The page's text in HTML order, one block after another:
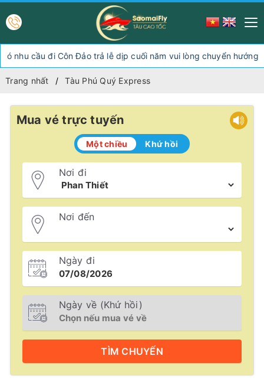
đi Côn Đảo trả lễ dịp cuối năm vui lòng chuyển hướng
Trang nhất Tàu Phú Quý Express
Mua vé trực tuyến
Một chiều Khứ hồi
Nơi đi
Nơi đến
Ngày đi
Ngày về (Khứ hồi)
TÌM CHUYẾN